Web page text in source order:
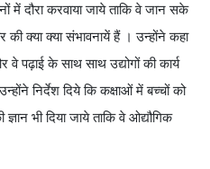
में दौरा करवाया जाये ताकि वे जान सके
की क्या क्या संभावनायें हैं । उन्होंने कहा
पढ़ाई के साथ साथ उद्योगों की कार्य
निर्देश दिये कि कक्षाओं में बच्चों को
भी दिया जाये ताकि वे ओद्यौगिक